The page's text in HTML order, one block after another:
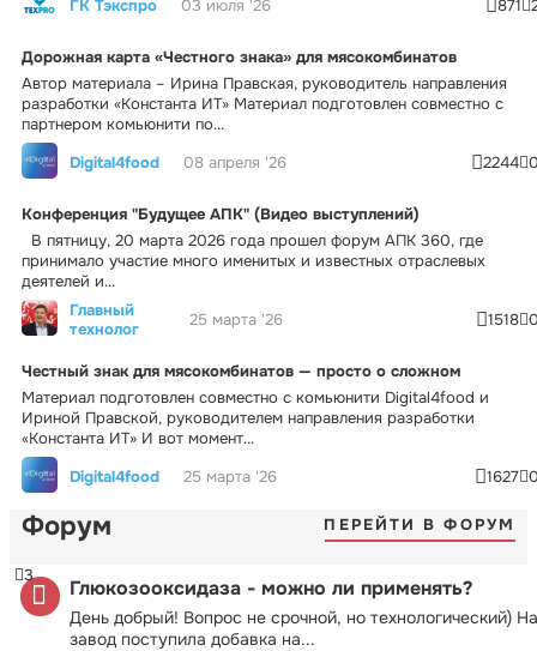
ГК Тэкспро 03 июля '26 871
Дорожная карта «Честного знака» для мясокомбинатов
Автор материала – Ирина Правская, руководитель направления
разработки «Константа ИТ» Материал подготовлен совместно с
партнером комьюнити по...
Digital4food
08 апреля '26 2244
Конференция "Будущее АПК" (Видео выступлений)
В пятницу, 20 марта 2026 года прошел форум АПК 360, где
принимало участие много именитых и известных отраслевых
деятелей и...
Главный
технолог
25 марта '26 1518
Честный знак для мясокомбинатов — просто о сложном
Материал подготовлен совместно с комьюнити Digital4food и
Ириной Правской, руководителем направления разработки
«Константа ИТ» И вот момент...
Digital4food
25 марта '26 1627
Форум ПЕРЕЙТИ В ФОРУМ
Глюкозооксидаза - можно ли применять?
День добрый! Вопрос не срочной, но технологический) На
завод поступила добавка на...
3